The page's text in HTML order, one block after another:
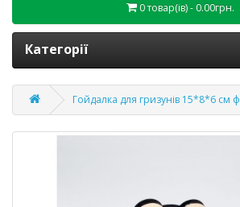
0 товар(ів) - 0.00грн.
Категорії
Гойдалка для гризунів 15*8*6 см